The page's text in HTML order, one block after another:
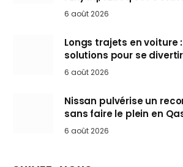
6 août 2026
Longs trajets en voiture
solutions pour se
6 août 2026
Nissan pulvérise un
sans faire le plein en
6 août 2026